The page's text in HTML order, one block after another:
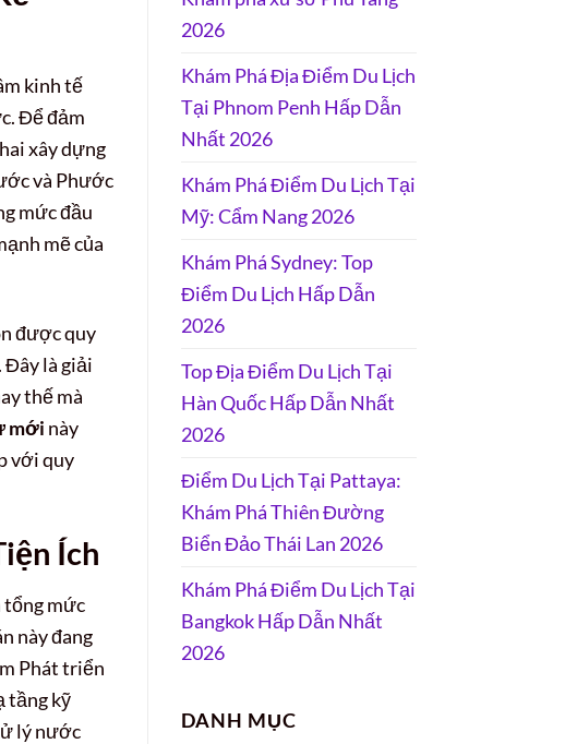
kinh tế
Để đảm
xây dựng
và Phước
mức đầu
mẽ của
được quy
Đây là giải
thế mà
mới này
với quy
Ích
tổng mức
này đang
Phát triển
tầng kỹ
lý nước
2026
Khám Phá Địa Điểm Du Lịch
Tại Phnom Penh Hấp Dẫn
Nhất 2026
Khám Phá Điểm Du Lịch Tại
Mỹ: Cẩm Nang 2026
Khám Phá Sydney: Top
Điểm Du Lịch Hấp Dẫn
2026
Top Địa Điểm Du Lịch Tại
Hàn Quốc Hấp Dẫn Nhất
2026
Điểm Du Lịch Tại Pattaya:
Khám Phá Thiên Đường
Biển Đảo Thái Lan 2026
Khám Phá Điểm Du Lịch Tại
Bangkok Hấp Dẫn Nhất
2026
DANH MỤC